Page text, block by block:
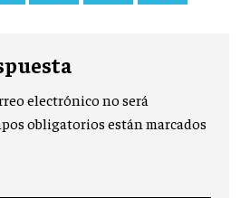
electrónico no será
obligatorios están marcados